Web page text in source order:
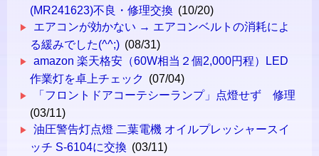
(MR241623)不良・修理交換 (10/20)
エアコンが効かない → エアコンベルトの消耗によ
る緩みでした(^^;) (08/31)
amazon 楽天格安（60W相当２個2,000円程）LED
作業灯を卓上チェック (07/04)
「フロントドアコーテシーランプ」点燈せず 修理
(03/11)
油圧警告灯点燈 二葉電機 オイルプレッシャースイ
ッチ S-6104に交換 (03/11)